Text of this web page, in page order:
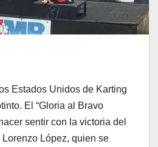
Estados Unidos de Karting
El “Gloria al Bravo
sentir con la victoria del
López, quien se